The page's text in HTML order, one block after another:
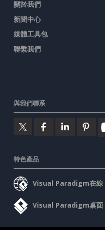
關於我們
新聞中心
媒體工具包
聯繫我們
與我們聯系
特色產品
Visual Paradigm在線
Visual Paradigm桌面